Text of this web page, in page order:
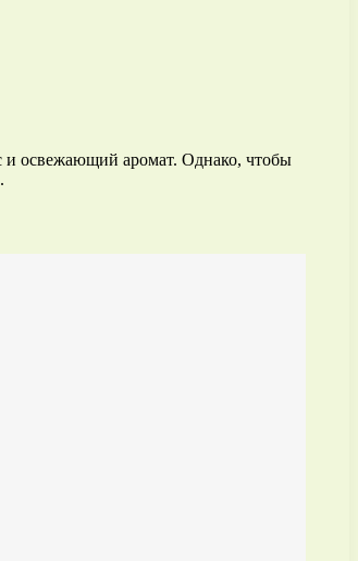
и освежающий аромат. Однако, чтобы